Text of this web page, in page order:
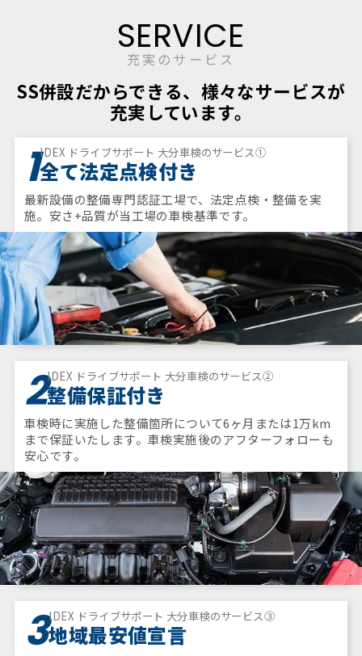
SERVICE
充実のサービス
SS併設だからできる、様々なサービスが
充実しています。
1IDEX ドライブサポート 大分車検のサービス①
全て法定点検付き
最新設備の整備専門認証工場で、法定点検・整備を実
施。安さ+品質が当工場の車検基準です。
2IDEX ドライブサポート 大分車検のサービス②
整備保証付き
車検時に実施した整備箇所について6ヶ月または1万km
まで保証いたします。車検実施後のアフターフォローも
安心です。
3IDEX ドライブサポート 大分車検のサービス③
地域最安値宣言